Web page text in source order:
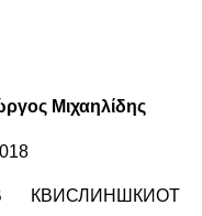
Μιχαηλίδης